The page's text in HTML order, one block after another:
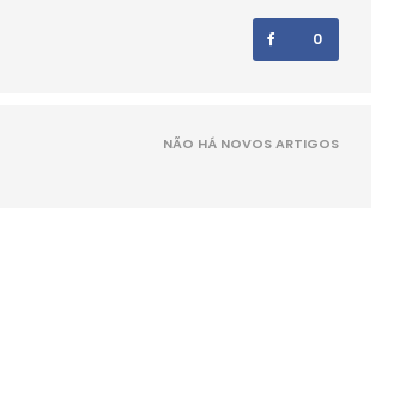
0
NÃO HÁ NOVOS ARTIGOS